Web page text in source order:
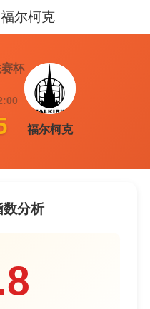
尔柯克
榜>
杯
福尔柯克
数分析